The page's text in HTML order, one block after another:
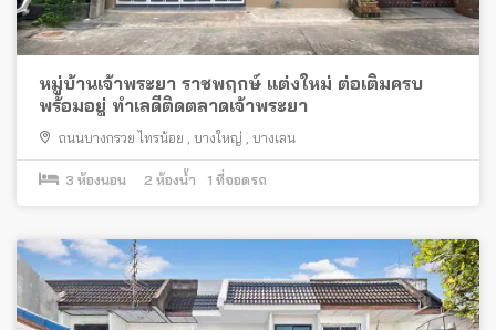
หมู่บ้านเจ้าพระยา ราชพฤกษ์ แต่งใหม่ ต่อเติมครบ
พร้อมอยู่ ทำเลดีติดตลาดเจ้าพระยา
ถนนบางกรวย ไทรน้อย บางใหญ่ บางเลน
3 ห้องนอน 2 ห้องน้ำ 1 ที่จอดรถ